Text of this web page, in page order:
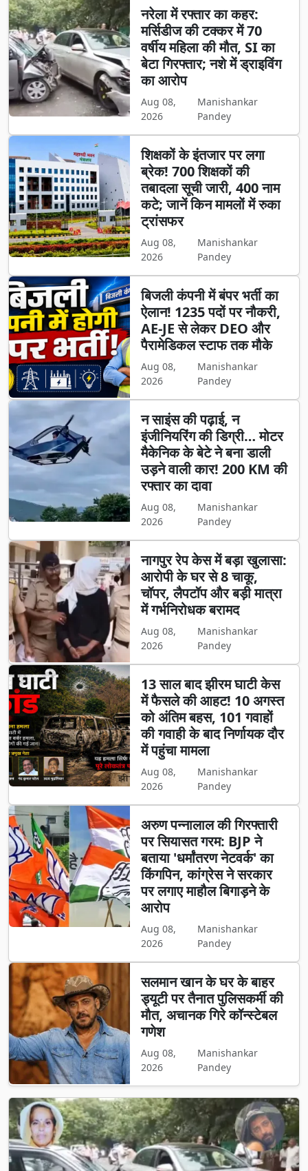
नरेला में रफ्तार का कहर:
मर्सिडीज की टक्कर में 70
वर्षीय महिला की मौत, SI का
बेटा गिरफ्तार; नशे में ड्राइविंग
का आरोप
Aug 08,
2026
Manishankar
Pandey
शिक्षकों के इंतजार पर लगा
ब्रेक! 700 शिक्षकों की
तबादला सूची जारी, 400 नाम
कटे; जानें किन मामलों में रुका
ट्रांसफर
Aug 08,
2026
Manishankar
Pandey
बिजली कंपनी में बंपर भर्ती का
ऐलान! 1235 पदों पर नौकरी,
AE-JE से लेकर DEO और
पैरामेडिकल स्टाफ तक मौके
Aug 08,
2026
Manishankar
Pandey
न साइंस की पढ़ाई, न
इंजीनियरिंग की डिग्री… मोटर
मैकेनिक के बेटे ने बना डाली
उड़ने वाली कार! 200 KM की
रफ्तार का दावा
Aug 08,
2026
Manishankar
Pandey
नागपुर रेप केस में बड़ा खुलासा:
आरोपी के घर से 8 चाकू,
चॉपर, लैपटॉप और बड़ी मात्रा
में गर्भनिरोधक बरामद
Aug 08,
2026
Manishankar
Pandey
13 साल बाद झीरम घाटी केस
में फैसले की आहट! 10 अगस्त
को अंतिम बहस, 101 गवाहों
की गवाही के बाद निर्णायक दौर
में पहुंचा मामला
Aug 08,
2026
Manishankar
Pandey
अरुण पन्नालाल की गिरफ्तारी
पर सियासत गरम: BJP ने
बताया 'धर्मांतरण नेटवर्क' का
किंगपिन, कांग्रेस ने सरकार
पर लगाए माहौल बिगाड़ने के
आरोप
Aug 08,
2026
Manishankar
Pandey
सलमान खान के घर के बाहर
ड्यूटी पर तैनात पुलिसकर्मी की
मौत, अचानक गिरे कॉन्स्टेबल
गणेश
Aug 08,
2026
Manishankar
Pandey